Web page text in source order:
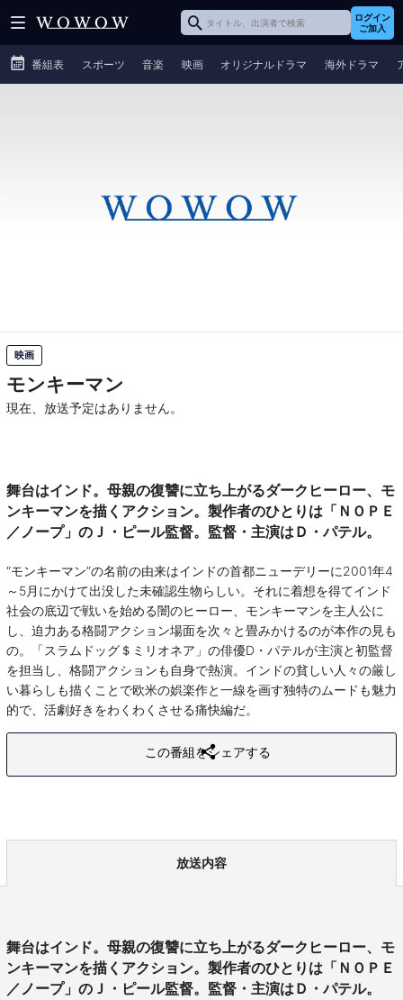
ログイン
ご加入
番組表 スポーツ 音楽 映画 オリジナルドラマ 海外ドラマ
映画
モンキーマン
現在、放送予定はありません。
舞台はインド。母親の復讐に立ち上がるダークヒーロー、モ
ンキーマンを描くアクション。製作者のひとりは「ＮＯＰＥ
／ノープ」のＪ・ピール監督。監督・主演はＤ・パテル。
“モンキーマン”の名前の由来はインドの首都ニューデリーに2001年4
～5月にかけて出没した未確認生物らしい。それに着想を得てインド
社会の底辺で戦いを始める闇のヒーロー、モンキーマンを主人公に
し、迫力ある格闘アクション場面を次々と畳みかけるのが本作の見も
の。「スラムドッグ＄ミリオネア」の俳優D・パテルが主演と初監督
を担当し、格闘アクションも自身で熱演。インドの貧しい人々の厳し
い暮らしも描くことで欧米の娯楽作と一線を画す独特のムードも魅力
的で、活劇好きをわくわくさせる痛快編だ。
この番組をシェアする
放送内容
舞台はインド。母親の復讐に立ち上がるダークヒーロー、モ
ンキーマンを描くアクション。製作者のひとりは「ＮＯＰＥ
／ノープ」のＪ・ピール監督。監督・主演はＤ・パテル。